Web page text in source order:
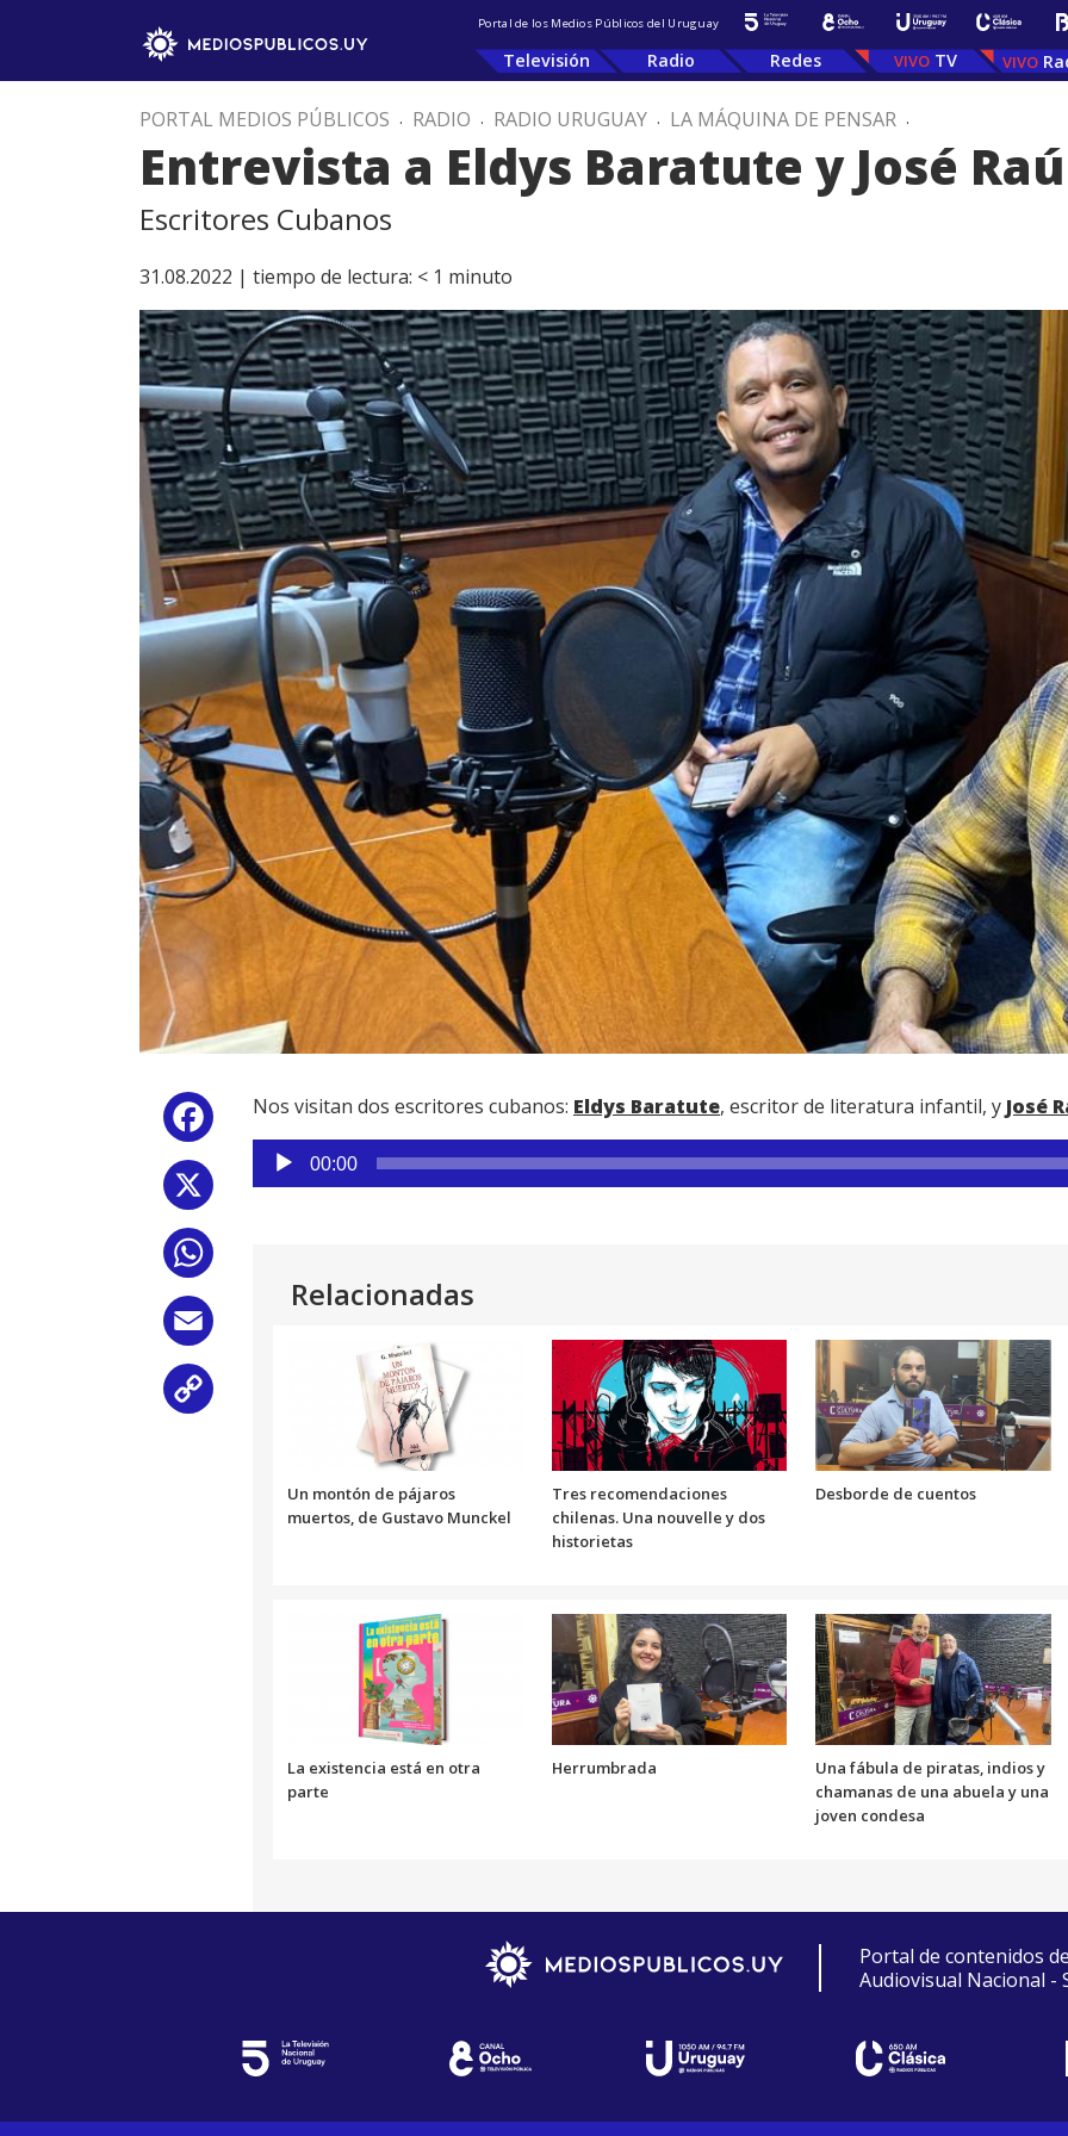
Portal de los Medios Públicos del Uruguay
Televisión Radio Redes TV
PORTAL MEDIOS PÚBLICOS . RADIO . RADIO URUGUAY . LA MÁQUINA DE PENSAR .
Entrevista a Eldys Baratute y José
Escritores Cubanos
31.08.2022 | tiempo de lectura: < 1 minuto
Facebook
Nos visitan dos escritores cubanos: Eldys Baratute, escritor de literatura infantil, y José
Reproductor
de
00:00
Relacionadas
Un montón de pájaros
muertos, de Gustavo Munckel
Tres recomendaciones
chilenas. Una nouvelle y dos
historietas
Desborde de cuentos
La existencia está en otra
parte
Herrumbrada
Una fábula de piratas, indios y
chamanas de una abuela y una
joven condesa
Portal de contenidos
Audiovisual Nacional -